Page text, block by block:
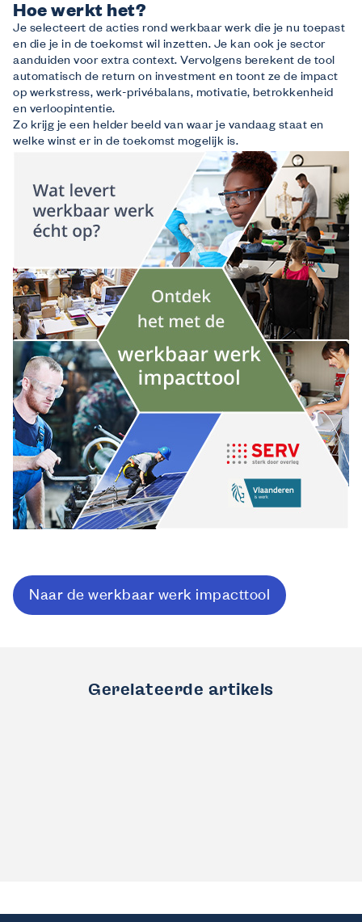
Over ons
Veelgestelde vragen
Contact
Inspiratie uit de sector
Hoe werkt het?
Je selecteert de acties rond werkbaar werk die je nu toepast
en die je in de toekomst wil inzetten. Je kan ook je sector
aanduiden voor extra context. Vervolgens berekent de tool
automatisch de return on investment en toont ze de impact
op werkstress, werk-privébalans, motivatie, betrokkenheid
en verloopintentie.
Zo krijg je een helder beeld van waar je vandaag staat en
welke winst er in de toekomst mogelijk is.
Naar de werkbaar werk impacttool
Gerelateerde artikels